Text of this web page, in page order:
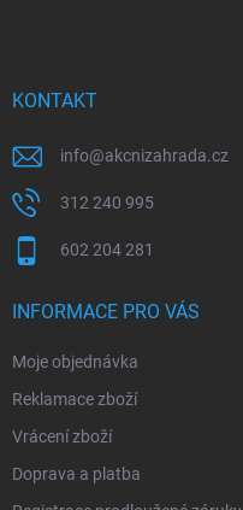
KONTAKT
info@akcnizahrada.cz
312 240 995
602 204 281
INFORMACE PRO VÁS
Moje objednávka
Reklamace zboží
Vrácení zboží
Doprava a platba